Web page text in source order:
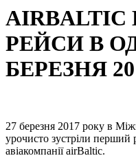
РЕЙСИ В
БЕРЕЗНЯ
27 березня 2017 року в
урочисто зустріли перший
авіакомпанії airBaltic.